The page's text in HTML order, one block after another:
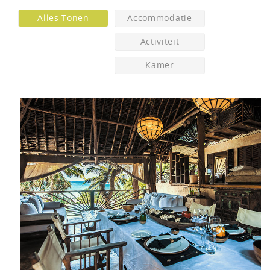
Alles Tonen Accommodatie
Activiteit
Kamer